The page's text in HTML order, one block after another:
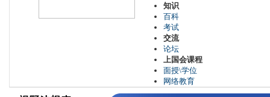
知识
百科
考试
交流
论坛
上国会课程
面授\学位
网络教育